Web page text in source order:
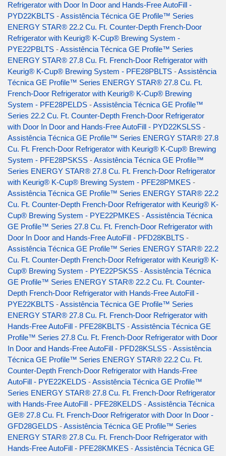
Refrigerator with Door In Door and Hands-Free AutoFill -
PYD22KBLTS -Assistência Técnica GE Profile™ Series
ENERGY STAR® 22.2 Cu. Ft. Counter-Depth French-Door
Refrigerator with Keurig® K-Cup® Brewing System -
PYE22PBLTS -Assistência Técnica GE Profile™ Series
ENERGY STAR® 27.8 Cu. Ft. French-Door Refrigerator with
Keurig® K-Cup® Brewing System - PFE28PBLTS -Assistência
Técnica GE Profile™ Series ENERGY STAR® 27.8 Cu. Ft.
French-Door Refrigerator with Keurig® K-Cup® Brewing
System - PFE28PELDS -Assistência Técnica GE Profile™
Series 22.2 Cu. Ft. Counter-Depth French-Door Refrigerator
with Door In Door and Hands-Free AutoFill - PYD22KSLSS -
Assistência Técnica GE Profile™ Series ENERGY STAR® 27.8
Cu. Ft. French-Door Refrigerator with Keurig® K-Cup® Brewing
System - PFE28PSKSS -Assistência Técnica GE Profile™
Series ENERGY STAR® 27.8 Cu. Ft. French-Door Refrigerator
with Keurig® K-Cup® Brewing System - PFE28PMKES -
Assistência Técnica GE Profile™ Series ENERGY STAR® 22.2
Cu. Ft. Counter-Depth French-Door Refrigerator with Keurig® K-
Cup® Brewing System - PYE22PMKES -Assistência Técnica
GE Profile™ Series 27.8 Cu. Ft. French-Door Refrigerator with
Door In Door and Hands-Free AutoFill - PFD28KBLTS -
Assistência Técnica GE Profile™ Series ENERGY STAR® 22.2
Cu. Ft. Counter-Depth French-Door Refrigerator with Keurig® K-
Cup® Brewing System - PYE22PSKSS -Assistência Técnica
GE Profile™ Series ENERGY STAR® 22.2 Cu. Ft. Counter-
Depth French-Door Refrigerator with Hands-Free AutoFill -
PYE22KBLTS -Assistência Técnica GE Profile™ Series
ENERGY STAR® 27.8 Cu. Ft. French-Door Refrigerator with
Hands-Free AutoFill - PFE28KBLTS -Assistência Técnica GE
Profile™ Series 27.8 Cu. Ft. French-Door Refrigerator with Door
In Door and Hands-Free AutoFill - PFD28KSLSS -Assistência
Técnica GE Profile™ Series ENERGY STAR® 22.2 Cu. Ft.
Counter-Depth French-Door Refrigerator with Hands-Free
AutoFill - PYE22KELDS -Assistência Técnica GE Profile™
Series ENERGY STAR® 27.8 Cu. Ft. French-Door Refrigerator
with Hands-Free AutoFill - PFE28KELDS -Assistência Técnica
GE® 27.8 Cu. Ft. French-Door Refrigerator with Door In Door -
GFD28GELDS -Assistência Técnica GE Profile™ Series
ENERGY STAR® 27.8 Cu. Ft. French-Door Refrigerator with
Hands-Free AutoFill - PFE28KMKES -Assistência Técnica GE